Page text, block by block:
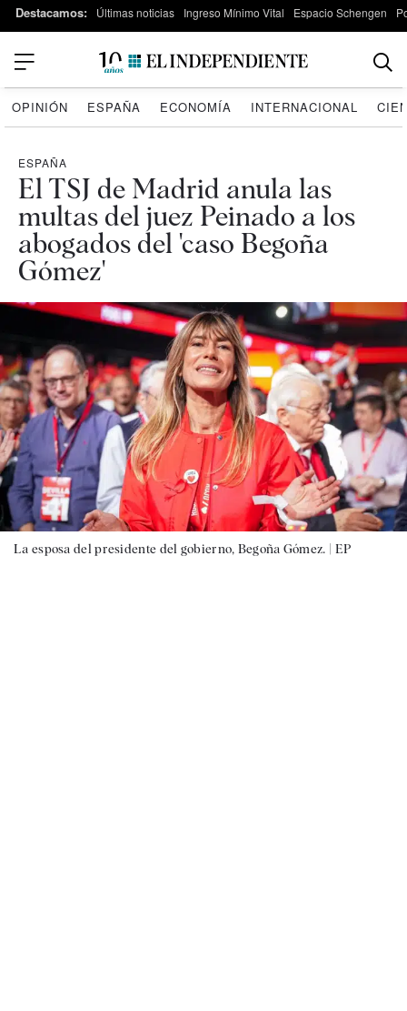
Destacamos: Últimas noticias Ingreso Mínimo Vital Espacio Schengen
OPINIÓN ESPAÑA ECONOMÍA INTERNACIONAL
ESPAÑA
El TSJ de Madrid anula las
multas del juez Peinado a los
abogados del 'caso Begoña
Gómez'
La esposa del presidente del gobierno, Begoña Gómez. | EP